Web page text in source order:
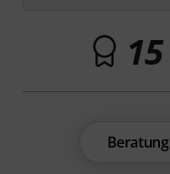
15
Beratung